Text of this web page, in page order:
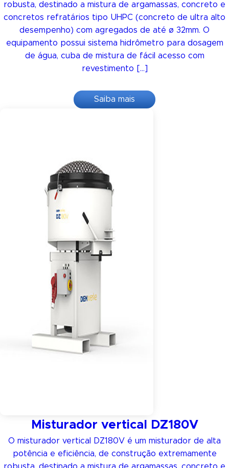
robusta, destinado a mistura de argamassas, concreto e
concretos refratários tipo UHPC (concreto de ultra alto
desempenho) com agregados de até ø 32mm. O
equipamento possui sistema hidrômetro para dosagem
de água, cuba de mistura de fácil acesso com
revestimento […]
Saiba mais
Misturador vertical DZ180V
O misturador vertical DZ180V é um misturador de alta
potência e eficiência, de construção extremamente